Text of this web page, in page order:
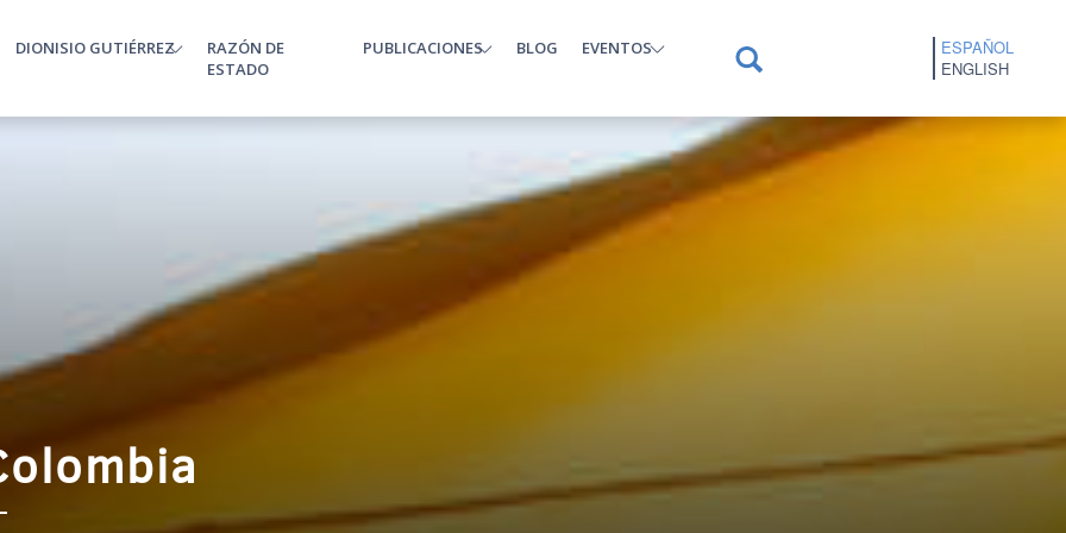
DIONISIO GUTIÉRREZ
RAZÓN DE
ESTADO
PUBLICACIONES BLOG EVENTOS
ESPAÑOL
ENGLISH